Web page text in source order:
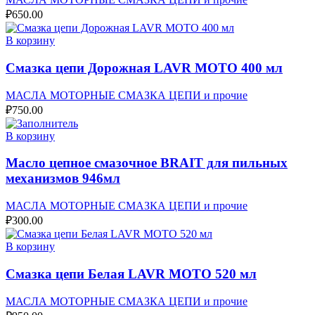
₽650.00
В корзину
Смазка цепи Дорожная LAVR МОТО 400 мл
МАСЛА МОТОРНЫЕ СМАЗКА ЦЕПИ и прочие
₽750.00
В корзину
Масло цепное смазочное BRAIT для пильных
механизмов 946мл
МАСЛА МОТОРНЫЕ СМАЗКА ЦЕПИ и прочие
₽300.00
В корзину
Смазка цепи Белая LAVR МОТО 520 мл
МАСЛА МОТОРНЫЕ СМАЗКА ЦЕПИ и прочие